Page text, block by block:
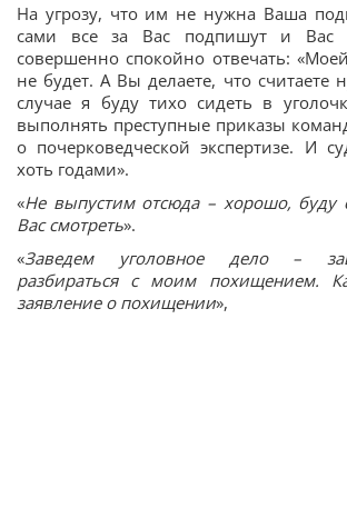
На угрозу, что им не нужна Ваша
сами все за Вас подпишут и Вас
совершенно спокойно отвечать:
не будет. А Вы делаете, что считаете
случае я буду тихо сидеть в
выполнять преступные приказы
о почерковедческой экспертизе. И
хоть годами».
«Не выпустим отсюда – хорошо, буду
Вас смотреть».
«Заведем уголовное дело –
разбираться с моим похищением.
заявление о похищении»,